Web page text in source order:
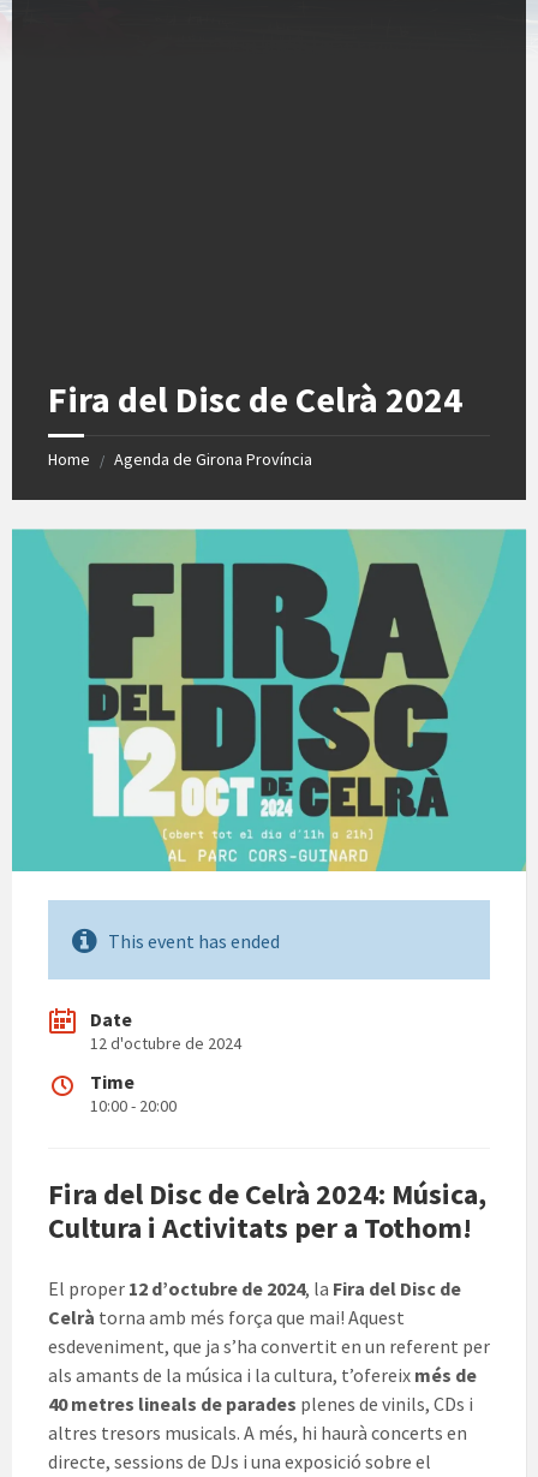
Fira del Disc de Celrà 2024
Home / Agenda de Girona Província
This event has ended
Date
12 d'octubre de 2024
Time
10:00 - 20:00
Fira del Disc de Celrà 2024: Música,
Cultura i Activitats per a Tothom!
El proper 12 d’octubre de 2024, la Fira del Disc de
Celrà torna amb més força que mai! Aquest
esdeveniment, que ja s’ha convertit en un referent per
als amants de la música i la cultura, t’ofereix més de
40 metres lineals de parades plenes de vinils, CDs i
altres tresors musicals. A més, hi haurà concerts en
directe, sessions de DJs i una exposició sobre el